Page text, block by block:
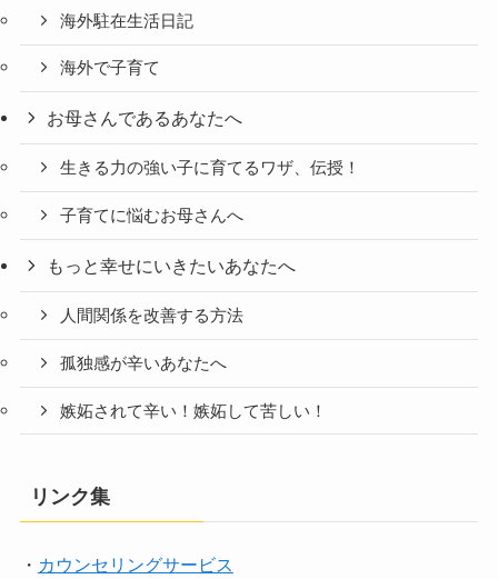
海外駐在生活日記
海外で子育て
お母さんであるあなたへ
生きる力の強い子に育てるワザ、伝授！
子育てに悩むお母さんへ
もっと幸せにいきたいあなたへ
人間関係を改善する方法
孤独感が辛いあなたへ
嫉妬されて辛い！嫉妬して苦しい！
リンク集
・ カウンセリングサービス